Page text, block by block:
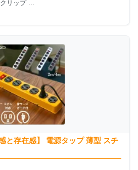
リップ ...
と存在感】 電源タップ 薄型 スチ